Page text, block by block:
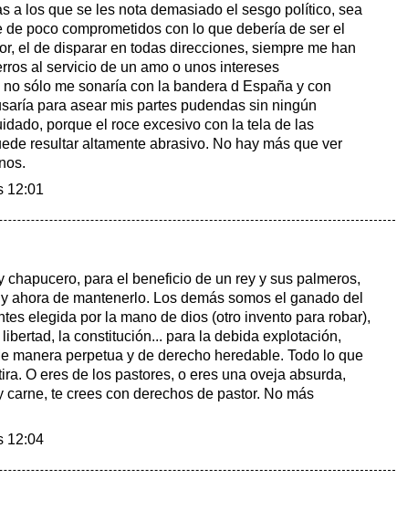
a los que se les nota demasiado el sesgo político, sea
poco comprometidos con lo que debería de ser el
el de disparar en todas direcciones, siempre me han
al servicio de un amo o unos intereses
sólo me sonaría con la bandera d España y con
para asear mis partes pudendas sin ningún
porque el roce excesivo con la tela de las
resultar altamente abrasivo. No hay más que ver
12:01
chapucero, para el beneficio de un rey y sus palmeros,
ahora de mantenerlo. Los demás somos el ganado del
elegida por la mano de dios (otro invento para robar),
la constitución... para la debida explotación,
manera perpetua y de derecho heredable. Todo lo que
O eres de los pastores, o eres una oveja absurda,
te crees con derechos de pastor. No más
12:04